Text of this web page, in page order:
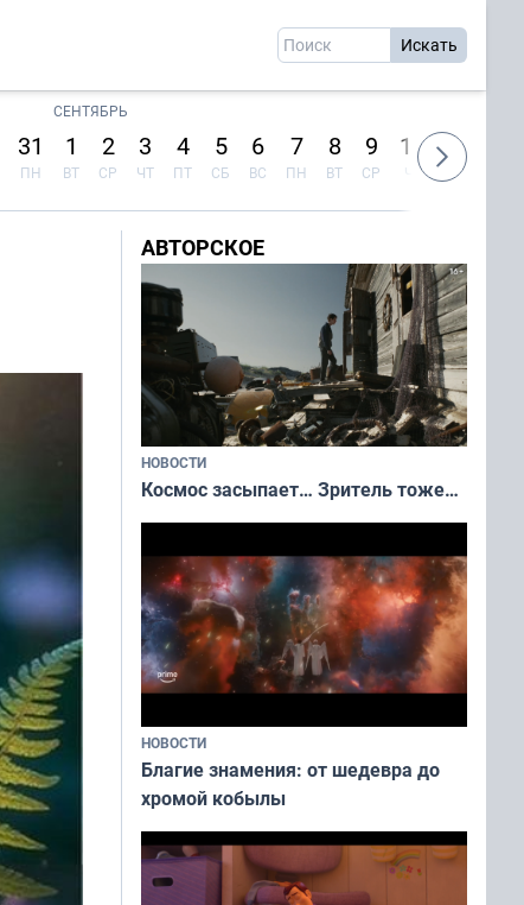
31
ПН
СЕНТЯБРЬ
1
ВТ
2
СР
3
ЧТ
4
ПТ
5
СБ
6
ВС
7
ПН
8
ВТ
9
СР
10
ЧТ
11
ПТ
АВТОРСКОЕ
НОВОСТИ
Космос засыпает… Зритель тоже…
НОВОСТИ
Благие знамения: от шедевра до
хромой кобылы